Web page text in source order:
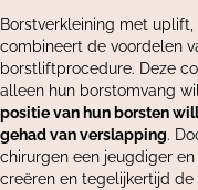
Borstverkleining met
combineert de voordelen
borstliftprocedure. Deze
alleen hun borstomvang
positie van hun borsten
gehad van verslapping.
chirurgen een jeugdiger
creëren en tegelijkertijd